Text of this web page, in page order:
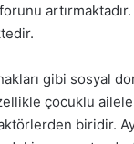
gibi sosyal
çocuklu
biridir.